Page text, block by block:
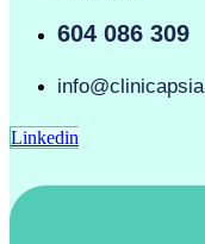
604 086 309
Linkedin